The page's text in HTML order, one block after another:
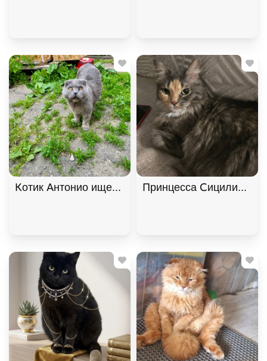
Котик Антонио ищет дом. В дар!, Голубой,
Принцесса Сицилия